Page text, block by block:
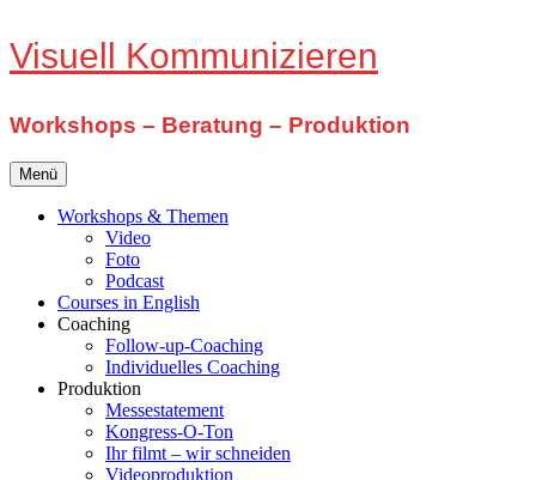
Zum
Inhalt
Visuell Kommunizieren
Workshops – Beratung – Produktion
Menü
Workshops & Themen
Video
Foto
Podcast
Courses in English
Coaching
Follow-up-Coaching
Individuelles Coaching
Produktion
Messestatement
Kongress-O-Ton
Ihr filmt – wir schneiden
Videoproduktion